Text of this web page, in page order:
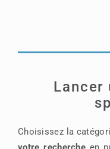
Lancer
Choisissez la